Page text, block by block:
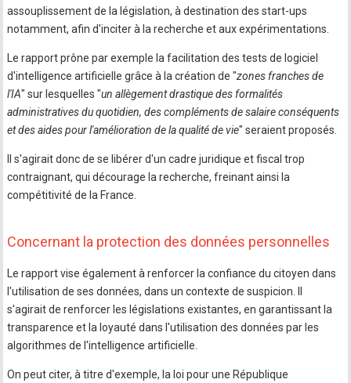
assouplissement de la législation, à destination des start-ups
notamment, afin d'inciter à la recherche et aux expérimentations.
Le rapport prône par exemple la facilitation des tests de logiciel
d'intelligence artificielle grâce à la création de "zones franches de
l'IA" sur lesquelles "un allègement drastique des formalités
administratives du quotidien, des compléments de salaire conséquents
et des aides pour l'amélioration de la qualité de vie" seraient proposés.
Il s'agirait donc de se libérer d'un cadre juridique et fiscal trop
contraignant, qui décourage la recherche, freinant ainsi la
compétitivité de la France.
Concernant la protection des données personnelles
Le rapport vise également à renforcer la confiance du citoyen dans
l'utilisation de ses données, dans un contexte de suspicion. Il
s'agirait de renforcer les législations existantes, en garantissant la
transparence et la loyauté dans l'utilisation des données par les
algorithmes de l'intelligence artificielle.
On peut citer, à titre d'exemple, la loi pour une République